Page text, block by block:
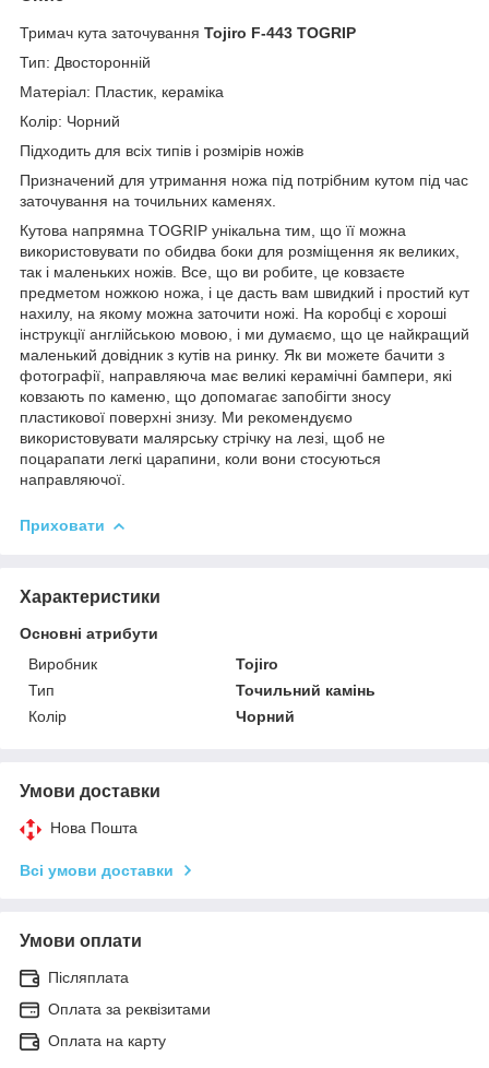
Тримач кута заточування Tojiro F-443 TOGRIP
Тип: Двосторонній
Матеріал: Пластик, кераміка
Колір: Чорний
Підходить для всіх типів і розмірів ножів
Призначений для утримання ножа під потрібним кутом під час
заточування на точильних каменях.
Кутова напрямна TOGRIP унікальна тим, що її можна
використовувати по обидва боки для розміщення як великих,
так і маленьких ножів. Все, що ви робите, це ковзаєте
предметом ножкою ножа, і це дасть вам швидкий і простий кут
нахилу, на якому можна заточити ножі. На коробці є хороші
інструкції англійською мовою, і ми думаємо, що це найкращий
маленький довідник з кутів на ринку. Як ви можете бачити з
фотографії, направляюча має великі керамічні бампери, які
ковзають по каменю, що допомагає запобігти зносу
пластикової поверхні знизу. Ми рекомендуємо
використовувати малярську стрічку на лезі, щоб не
поцарапати легкі царапини, коли вони стосуються
направляючої.
Приховати
Характеристики
Основні атрибути
Виробник
Tojiro
Тип
Точильний камінь
Колір
Чорний
Умови доставки
Нова Пошта
Всі умови доставки
Умови оплати
Післяплата
Оплата за реквізитами
Оплата на карту